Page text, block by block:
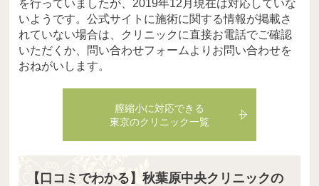
を行っていましたが、2019年12月現在は対応していな
いようです。公式サイトに施術に関する情報が掲載さ
れていない場合は、クリニックに直接お電話でご確認
いただくか、問い合わせフォームよりお問い合わせを
おねがいします。
膣縮小に対応できる
東京のクリニック一覧
【口コミでわかる】秋葉原中央クリニックの